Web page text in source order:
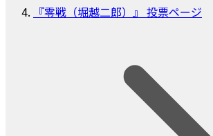
『零戦（堀越二郎）』 投票ページ